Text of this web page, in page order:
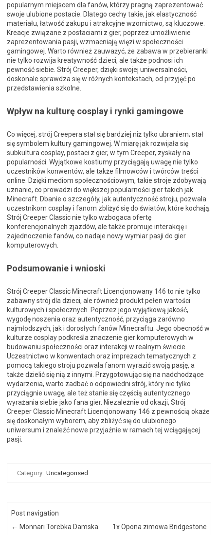
popularnym miejscem dla fanów, którzy pragną zaprezentować
swoje ulubione postacie. Dlatego cechy takie, jak elastyczność
materiału, łatwość zakupu i atrakcyjne wzornictwo, są kluczowe.
Kreacje związane z postaciami z gier, poprzez umożliwienie
zaprezentowania pasji, wzmacniają więzi w społeczności
gamingowej. Warto również zauważyć, że zabawa w przebieranki
nie tylko rozwija kreatywność dzieci, ale także podnosi ich
pewność siebie. Strój Creeper, dzięki swojej uniwersalności,
doskonale sprawdza się w różnych kontekstach, od przyjęć po
przedstawienia szkolne.
Wpływ na kulturę cosplay i rynki gamingowe
Co więcej, strój Creepera stał się bardziej niż tylko ubraniem; stał
się symbolem kultury gamingowej. W miarę jak rozwijała się
subkultura cosplay, postaci z gier, w tym Creeper, zyskały na
popularności. Wyjątkowe kostiumy przyciągają uwagę nie tylko
uczestników konwentów, ale także filmowców i twórców treści
online. Dzięki mediom społecznościowym, takie stroje zdobywają
uznanie, co prowadzi do większej popularności gier takich jak
Minecraft. Dbanie o szczegóły, jak autentyczność stroju, pozwala
uczestnikom cosplay i fanom zbliżyć się do światów, które kochają.
Strój Creeper Classic nie tylko wzbogaca ofertę
konferencjonalnych zjazdów, ale także promuje interakcję i
zajednoczenie fanów, co nadaje nowy wymiar pasji do gier
komputerowych.
Podsumowanie i wnioski
Strój Creeper Classic Minecraft Licencjonowany 146 to nie tylko
zabawny strój dla dzieci, ale również produkt pełen wartości
kulturowych i społecznych. Poprzez jego wyjątkową jakość,
wygodę noszenia oraz autentyczność, przyciąga zarówno
najmłodszych, jak i dorosłych fanów Minecraftu. Jego obecność w
kulturze cosplay podkreśla znaczenie gier komputerowych w
budowaniu społeczności oraz interakcji w realnym świecie.
Uczestnictwo w konwentach oraz imprezach tematycznych z
pomocą takiego stroju pozwala fanom wyrazić swoją pasję, a
także dzielić się nią z innymi. Przygotowując się na nadchodzące
wydarzenia, warto zadbać o odpowiedni strój, który nie tylko
przyciągnie uwagę, ale też stanie się częścią autentycznego
wyrażania siebie jako fana gier. Niezależnie od okazji, Strój
Creeper Classic Minecraft Licencjonowany 146 z pewnością okaże
się doskonałym wyborem, aby zbliżyć się do ulubionego
uniwersum i znaleźć nowe przyjaźnie w ramach tej wciągającej
pasji.
Category: Uncategorised
Post navigation
← Monnari Torebka Damska 1x Opona zimowa Bridgestone